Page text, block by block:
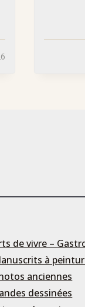
de vivre –
à
anciennes
dessinées